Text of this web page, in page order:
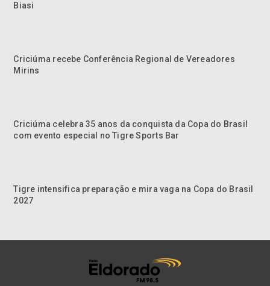
Biasi
Criciúma recebe Conferência Regional de Vereadores
Mirins
Criciúma celebra 35 anos da conquista da Copa do Brasil
com evento especial no Tigre Sports Bar
Tigre intensifica preparação e mira vaga na Copa do Brasil
2027